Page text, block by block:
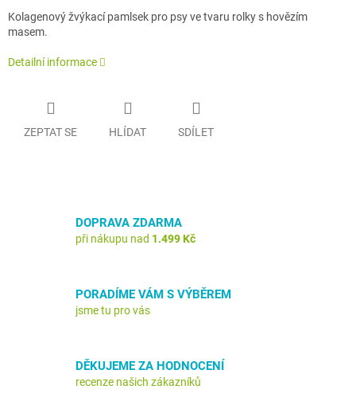
Kolagenový žvýkací pamlsek pro psy ve tvaru rolky s hovězím
masem.
Detailní informace
ZEPTAT SE HLÍDAT SDÍLET
DOPRAVA ZDARMA
při nákupu nad 1.499 Kč
PORADÍME VÁM S VÝBĚREM
jsme tu pro vás
DĚKUJEME ZA HODNOCENÍ
recenze našich zákazníků